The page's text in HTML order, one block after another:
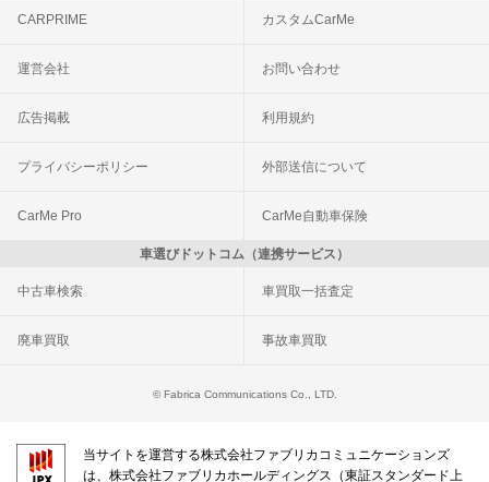
CARPRIME カスタムCarMe
運営会社 お問い合わせ
広告掲載 利用規約
プライバシーポリシー 外部送信について
CarMe Pro CarMe自動車保険
車選びドットコム（連携サービス）
中古車検索 車買取一括査定
廃車買取 事故車買取
© Fabrica Communications Co., LTD.
当サイトを運営する株式会社ファブリカコミュニケーションズ
は、株式会社ファブリカホールディングス（東証スタンダード上